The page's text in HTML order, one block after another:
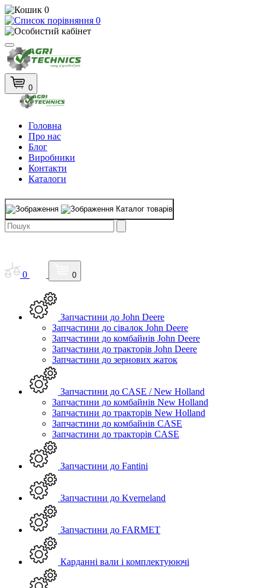
0
0
0
Головна
Про нас
Блог
Виробники
Контакти
Каталоги
Каталог товарів
0 0
Запчастини до John Deere
Запчастини до сівалок John Deere
Запчастини до комбайнів John Deere
Запчастини до тракторів John Deere
Запчастини до зернових жаток
Запчастини до CASE / New Holland
Запчастини до комбайнів New Holland
Запчастини до тракторів New Holland
Запчастини до комбайнів CASE
Запчастини до тракторів CASE
Запчастини до Fantini
Запчастини до Kverneland
Запчастини до FARMET
Карданні вали і комплектуюючі